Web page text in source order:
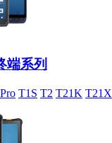
端系列
T1S T2 T21K T21X